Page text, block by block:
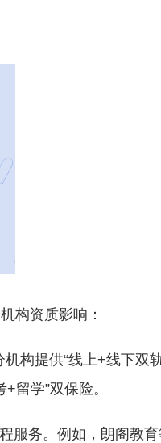
构资质影响：
构提供“线上+线下双
留学”双保险。
服务。例如，朗阁教